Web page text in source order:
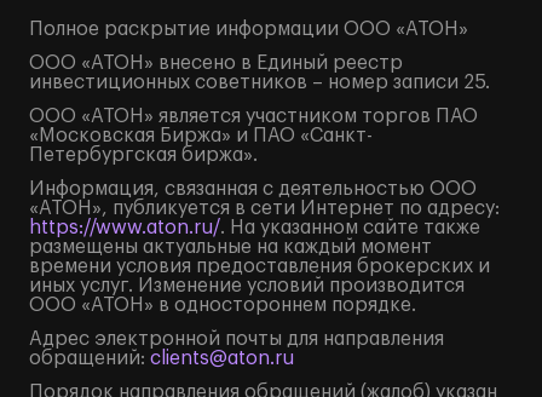
Полное раскрытие информации ООО «АТОН»
ООО «АТОН» внесено в Единый реестр
инвестиционных советников – номер записи 25.
ООО «АТОН» является участником торгов ПАО
«Московская Биржа» и ПАО «Санкт-
Петербургская биржа».
Информация, связанная с деятельностью ООО
«АТОН», публикуется в сети Интернет по адресу:
https://www.aton.ru/. На указанном сайте также
размещены актуальные на каждый момент
времени условия предоставления брокерских и
иных услуг. Изменение условий производится
ООО «АТОН» в одностороннем порядке.
Адрес электронной почты для направления
обращений: clients@aton.ru
Порядок направления обращений (жалоб) указан